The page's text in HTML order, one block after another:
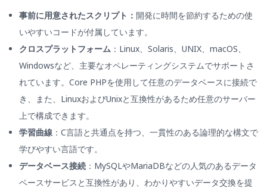
事前に用意されたスクリプト： 開発に時間を節約するための使
いやすいコードが付属しています。
クロスプラットフォーム ：Linux、Solaris、UNIX、macOS、
Windowsなど、主要なオペレーティングシステムでサポートさ
れています。Core PHPを使用して任意のデータベースに接続で
き、また、LinuxおよびUnixと互換性があるため任意のサーバー
上で構成できます。
学習曲線 ：C言語と共通点を持つ、一貫性のある論理的な構文で
学びやすい言語です。
データベース接続 ：MySQLやMariaDBなどの人気のあるデータ
ベースサービスと互換性があり、わかりやすいデータ交換を提